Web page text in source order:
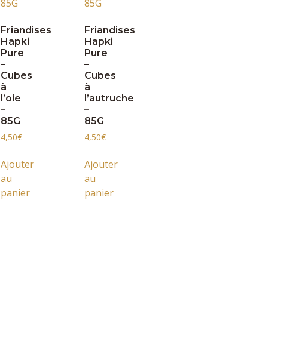
Friandises
Hapki
Pure
–
Cubes
à
l’oie
–
85G
4,50€
Ajouter
au
panier
Friandises
Hapki
Pure
–
Cubes
à
l’autruche
–
85G
4,50€
Ajouter
au
panier